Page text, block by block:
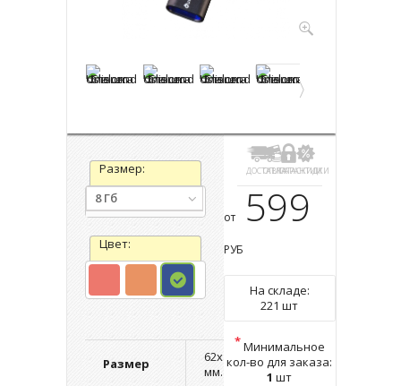
Размер:
8 Гб
Цвет:
Размер
62х19х8
мм.
ДОСТАВКА
ОПЛАТАГАРАНТИИ
СКИДКИ
от 599
РУБ
На складе:
221 шт
*Минимальное
кол-во для заказа:
1 шт